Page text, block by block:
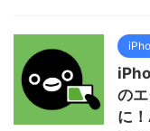
の
に